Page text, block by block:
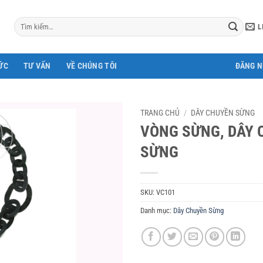
Tìm
kiếm:
TƯ VẤN VỀ CHÚNG TÔI ĐĂNG
TRANG CHỦ / DÂY CHUYỀN SỪNG
VÒNG SỪNG, DÂY
SỪNG
SKU: VC101
Danh mục: Dây Chuyền Sừng